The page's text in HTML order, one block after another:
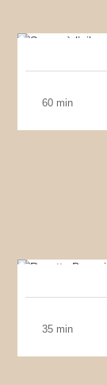
60 min
35 min